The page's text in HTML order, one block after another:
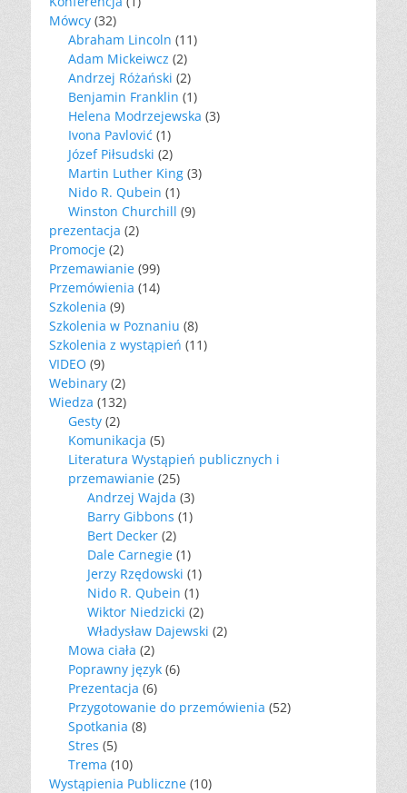
Mówcy (32)
Abraham Lincoln (11)
Adam Mickeiwcz (2)
Andrzej Różański (2)
Benjamin Franklin (1)
Helena Modrzejewska (3)
Ivona Pavlović (1)
Józef Piłsudski (2)
Martin Luther King (3)
Nido R. Qubein (1)
Winston Churchill (9)
prezentacja (2)
Promocje (2)
Przemawianie (99)
Przemówienia (14)
Szkolenia (9)
Szkolenia w Poznaniu (8)
Szkolenia z wystąpień (11)
VIDEO (9)
Webinary (2)
Wiedza (132)
Gesty (2)
Komunikacja (5)
Literatura Wystąpień publicznych i
przemawianie (25)
Andrzej Wajda (3)
Barry Gibbons (1)
Bert Decker (2)
Dale Carnegie (1)
Jerzy Rzędowski (1)
Nido R. Qubein (1)
Wiktor Niedzicki (2)
Władysław Dajewski (2)
Mowa ciała (2)
Poprawny język (6)
Prezentacja (6)
Przygotowanie do przemówienia (52)
Spotkania (8)
Stres (5)
Trema (10)
Wystąpienia Publiczne (10)